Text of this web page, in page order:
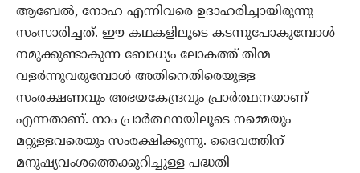
ആബേല്‍, നോഹ എന്നിവരെ ഉദാഹരിച്ചായിരുന്നു
സംസാരിച്ചത്. ഈ കഥകളിലൂടെ കടന്നുപോകുമ്പോള്‍
നമുക്കുണ്ടാകുന്ന ബോധ്യം ലോകത്ത് തിന്മ
വളര്‍ന്നുവരുമ്പോള്‍ അതിനെതിരെയുള്ള
സംരക്ഷണവും അഭയകേന്ദ്രവും പ്രാര്‍ത്ഥനയാണ്
എന്നതാണ്. നാം പ്രാര്‍ത്ഥനയിലൂടെ നമ്മെയും
മറ്റുള്ളവരെയും സംരക്ഷിക്കുന്നു. ദൈവത്തിന്
മനുഷ്യവംശത്തെക്കുറിച്ചുള്ള പദ്ധതി